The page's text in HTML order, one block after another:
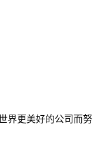
界更美好的公司而努